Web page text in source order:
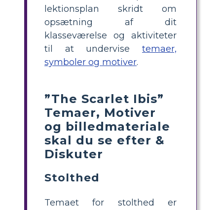
lektionsplan skridt om
opsætning af dit
klasseværelse og aktiviteter
til at undervise temaer,
symboler og motiver.
”The Scarlet Ibis”
Temaer, Motiver
og billedmateriale
skal du se efter &
Diskuter
Stolthed
Temaet for stolthed er